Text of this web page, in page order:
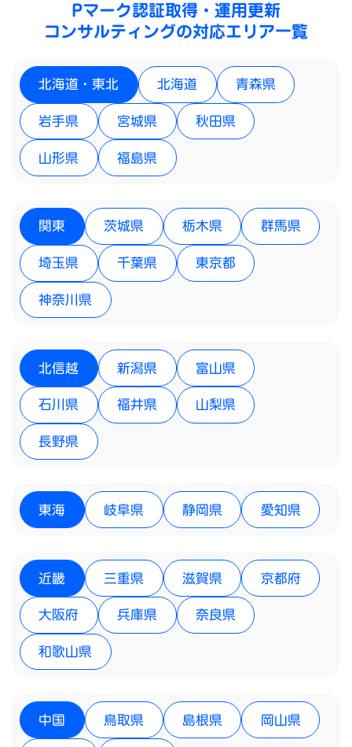
Pマーク認証取得・運用更新
コンサルティングの対応エリア一覧
北海道・東北 北海道 青森県
岩手県 宮城県 秋田県
山形県 福島県
関東 茨城県 栃木県 群馬県
埼玉県 千葉県 東京都
神奈川県
北信越 新潟県 富山県
石川県 福井県 山梨県
長野県
東海 岐阜県 静岡県 愛知県
近畿 三重県 滋賀県 京都府
大阪府 兵庫県 奈良県
和歌山県
中国 鳥取県 島根県 岡山県